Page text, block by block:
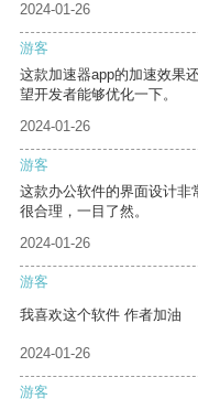
2024-01-26
游客
这款加速器app的加速效果
望开发者能够优化一下。
2024-01-26
游客
这款办公软件的界面设计非
很合理，一目了然。
2024-01-26
游客
我喜欢这个软件 作者加油
2024-01-26
游客